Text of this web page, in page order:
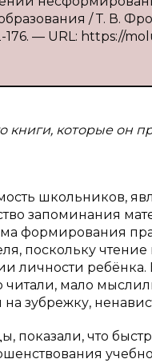
/ Т. В.
— URL: https://
которые он
школьников,
запоминания
формирования
поскольку
личности ребёнка.
мало
зубрежку,
что